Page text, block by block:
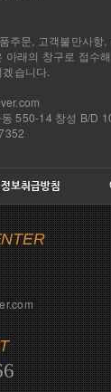
주문, 고객불만사항
아래의 창구로 접수
습니다.
550-14 창성 B/D
보취급방침